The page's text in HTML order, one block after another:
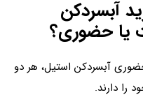
آبسردکن
یا حضوری؟
آبسردکن استیل، هر دو
دارند.